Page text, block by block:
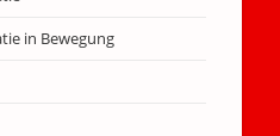
in Bewegung